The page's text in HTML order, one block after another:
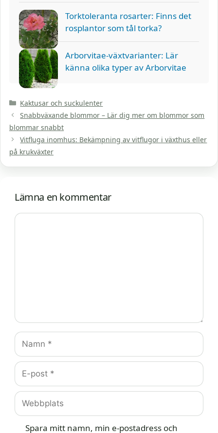
Torktoleranta rosarter: Finns det
rosplantor som tål torka?
Arborvitae-växtvarianter: Lär
känna olika typer av Arborvitae
Kategorier
Kaktusar och suckulenter
Snabbväxande blommor – Lär dig mer om blommor som
blommar snabbt
Vitfluga inomhus: Bekämpning av vitflugor i växthus eller
på krukväxter
Lämna en kommentar
Kommentar
Namn
E-
post
Webbplats
Spara mitt namn, min e-postadress och